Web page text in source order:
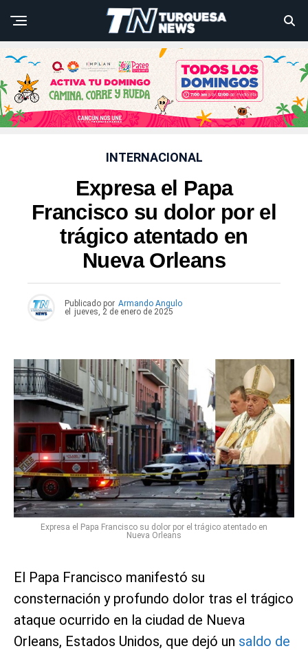
INTERNACIONAL
Expresa el Papa
Francisco su dolor por el
trágico atentado en
Nueva Orleans
Publicado por Armando Angulo
el
jueves, 2 de enero de 2025
Expresa el Papa Francisco su dolor por el trágico atentado en
Nueva Orleans
El Papa Francisco manifestó su
consternación y profundo dolor tras el trágico
ataque ocurrido en la ciudad de Nueva
Orleans, Estados Unidos, que dejó un saldo de